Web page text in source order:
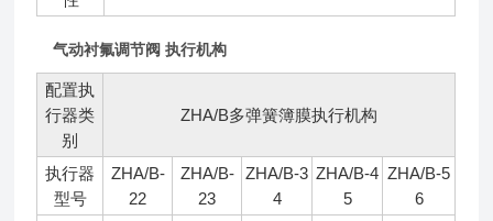
气动衬氟调节阀 执行机构
配置执
行器类
别
ZHA/B多弹簧簿膜执行机构
执行器
型号
ZHA/B-
22
ZHA/B-
23
ZHA/B-3
4
ZHA/B-4
5
ZHA/B-5
6